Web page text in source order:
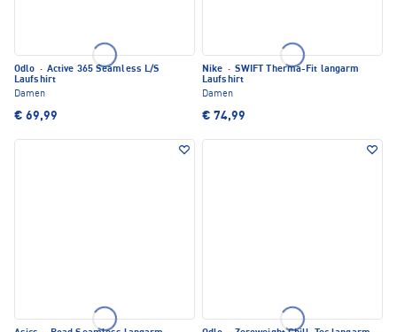
Odlo · Active 365 Seamless L/S
Laufshirt
Damen
€ 69,99
Nike · SWIFT Therma-Fit langarm
Laufshirt
Damen
€ 74,99